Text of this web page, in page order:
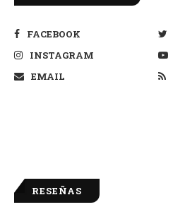
FACEBOOK
INSTAGRAM
EMAIL
RESEÑAS